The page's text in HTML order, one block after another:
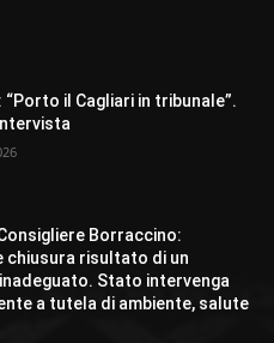
il Cagliari in tribunale”.
Borraccino:
chiusura risultato di un
Stato intervenga
a tutela di ambiente, salute